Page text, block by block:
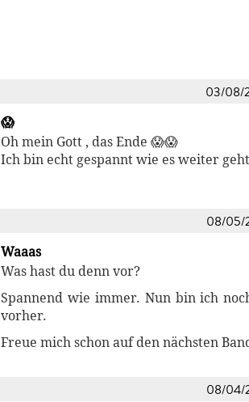
03/08/
😱
Oh mein Gott , das Ende 😱😱
Ich bin echt gespannt wie es weiter
08/05/
Waaas
Was hast du denn vor?
Spannend wie immer. Nun bin ich
vorher.
Freue mich schon auf den nächsten
08/04/